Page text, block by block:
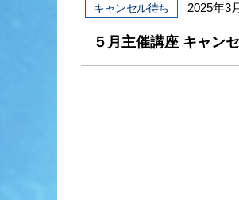
キャンセル待ち 2025年3
５月主催講座 キャン